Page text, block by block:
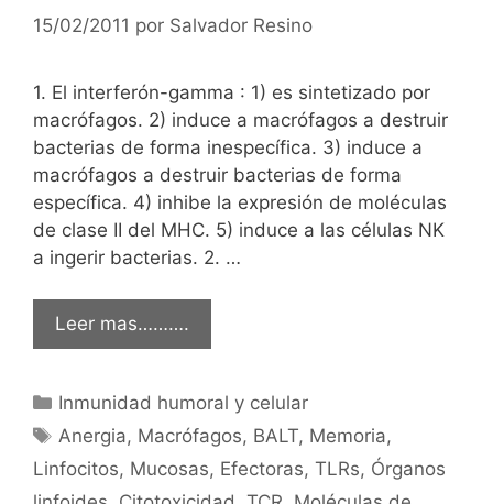
15/02/2011 por Salvador Resino
1. El interferón-gamma : 1) es sintetizado por
macrófagos. 2) induce a macrófagos a destruir
bacterias de forma inespecífica. 3) induce a
macrófagos a destruir bacterias de forma
específica. 4) inhibe la expresión de moléculas
de clase II del MHC. 5) induce a las células NK
a ingerir bacterias. 2. …
Leer mas……….
Categorías
Inmunidad humoral y celular
Etiquetas
Anergia, Macrófagos, BALT, Memoria,
Linfocitos, Mucosas, Efectoras, TLRs, Órganos